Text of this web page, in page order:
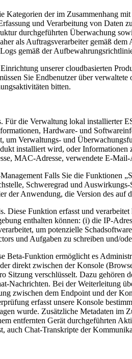
Kategorien der im Zusammenhang
und Verarbeitung von Daten
durchgeführten Überwachung
als Auftragsverarbeiter gemäß
gemäß der
unserer cloudbasierten
Sie Endbenutzer über
bitten.
Für die Verwaltung lokal installierter
Hardware- und
um Verwaltungs- und
installiert wird, oder
MAC-Adresse, verwendete E-
Falls Sie die Funktionen
Schweregrad und
der Anwendung, die Version des auf
Diese Funktion erfasst und
enthalten können: (i) die IP-
um potenzielle
und Aufgaben zu schreiben und/
Beta-Funktion ermöglicht es
direkt zwischen der Konsole
Sitzung verschlüsselt. Dazu
Nachrichten. Bei der Weiterleitung
zwischen dem Endpoint und der
erfasst unsere Konsole
wurde. Zusätzliche Metadaten im
entfernten Gerät durchgeführten
auch Chat-Transkripte der